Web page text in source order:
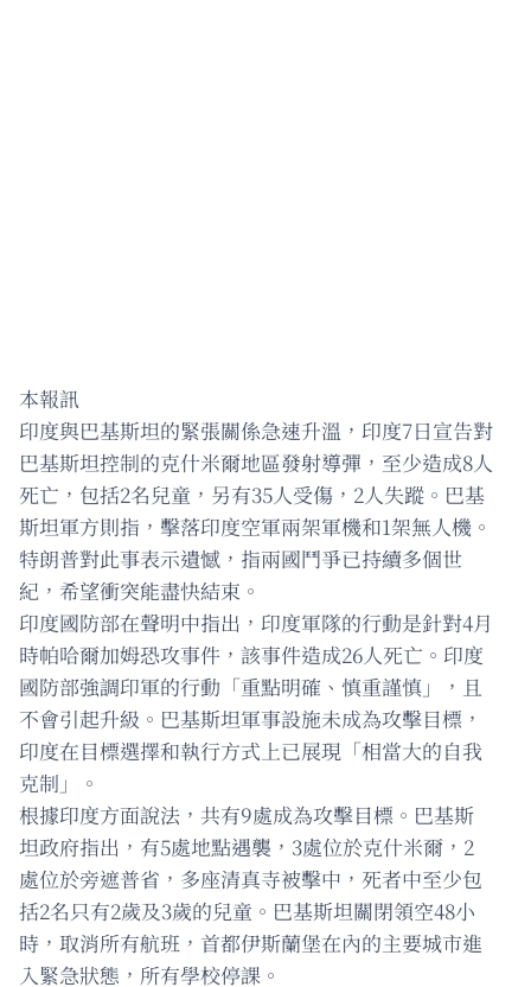
本報訊
印度與巴基斯坦的緊張關係急速升溫，印度7日宣告對
巴基斯坦控制的克什米爾地區發射導彈，至少造成8人
死亡，包括2名兒童，另有35人受傷，2人失蹤。巴基
斯坦軍方則指，擊落印度空軍兩架軍機和1架無人機。
特朗普對此事表示遺憾，指兩國鬥爭已持續多個世
紀，希望衝突能盡快結束。
印度國防部在聲明中指出，印度軍隊的行動是針對4月
時帕哈爾加姆恐攻事件，該事件造成26人死亡。印度
國防部強調印軍的行動「重點明確、慎重謹慎」，且
不會引起升級。巴基斯坦軍事設施未成為攻擊目標，
印度在目標選擇和執行方式上已展現「相當大的自我
克制」。
根據印度方面說法，共有9處成為攻擊目標。巴基斯
坦政府指出，有5處地點遇襲，3處位於克什米爾，2
處位於旁遮普省，多座清真寺被擊中，死者中至少包
括2名只有2歲及3歲的兒童。巴基斯坦關閉領空48小
時，取消所有航班，首都伊斯蘭堡在內的主要城市進
入緊急狀態，所有學校停課。